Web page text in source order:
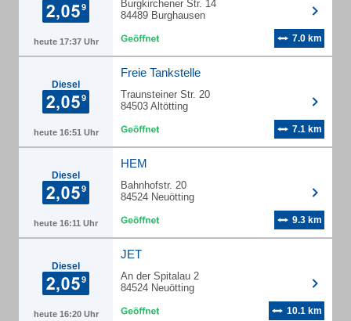
heute 17:37 Uhr
Burgkirchener Str. 14
84489 Burghausen
7.0 km
Diesel
heute 16:51 Uhr
Freie Tankstelle
Traunsteiner Str. 20
84503 Altötting
7.1 km
Diesel
heute 16:11 Uhr
HEM
Bahnhofstr. 20
84524 Neuötting
9.3 km
Diesel
heute 16:20 Uhr
JET
An der Spitalau 2
84524 Neuötting
10.1 km